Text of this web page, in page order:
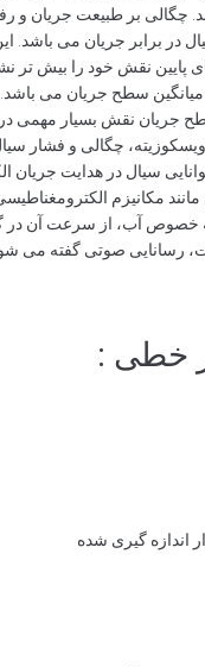
بر طبیعت جریان و
برابر جریان می باشد.
نقش خود را بیش تر
سطح جریان می باشد.
جریان نقش بسیار مهمی
چگالی و فشار
سیال در هدایت
مکانیزم
آب، از سرعت آن در
رسانایی صوتی گفته می
خطی :
اندازه گیری شده